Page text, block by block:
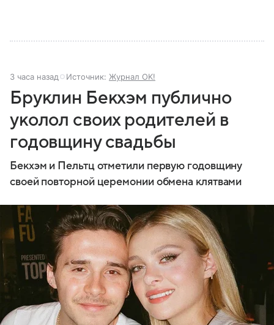
3 часа назад Источник: Журнал OK!
Бруклин Бекхэм публично
уколол своих родителей в
годовщину свадьбы
Бекхэм и Пельтц отметили первую годовщину
своей повторной церемонии обмена клятвами